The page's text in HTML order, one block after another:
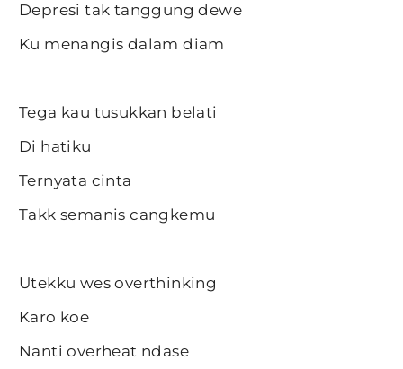
Depresi tak tanggung dewe
Ku menangis dalam diam
Tega kau tusukkan belati
Di hatiku
Ternyata cinta
Takk semanis cangkemu
Utekku wes overthinking
Karo koe
Nanti overheat ndase